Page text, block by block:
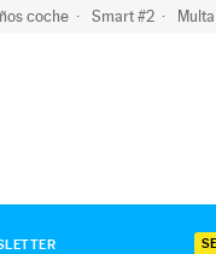
coche Smart #2